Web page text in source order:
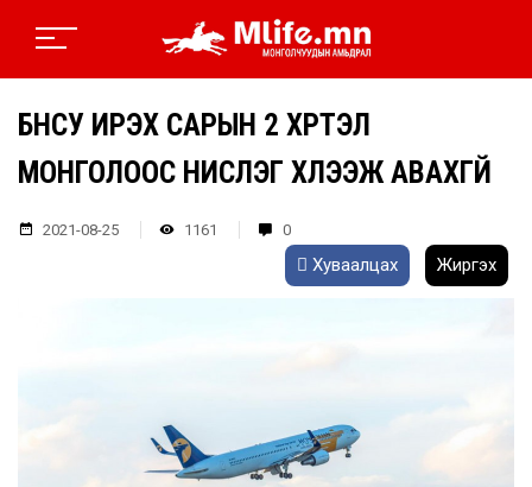
БНСУ ИРЭХ САРЫН 2 ХҮРТЭЛ
МОНГОЛООС НИСЛЭГ ХҮЛЭЭЖ АВАХГҮЙ
2021-08-25 1161 0
Хуваалцах Жиргэх